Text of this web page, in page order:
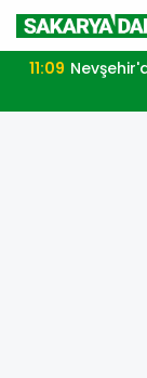
11:09